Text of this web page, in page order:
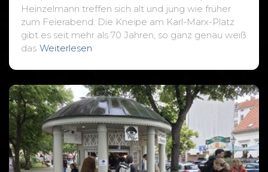
Heinzelmann treffen sich alt und jung wie früher
zum Feierabend. Die Kneipe am Karl-Marx-Platz
gibt es seit mehr als 70 Jahren, so ganz genau weiß
das Weiterlesen